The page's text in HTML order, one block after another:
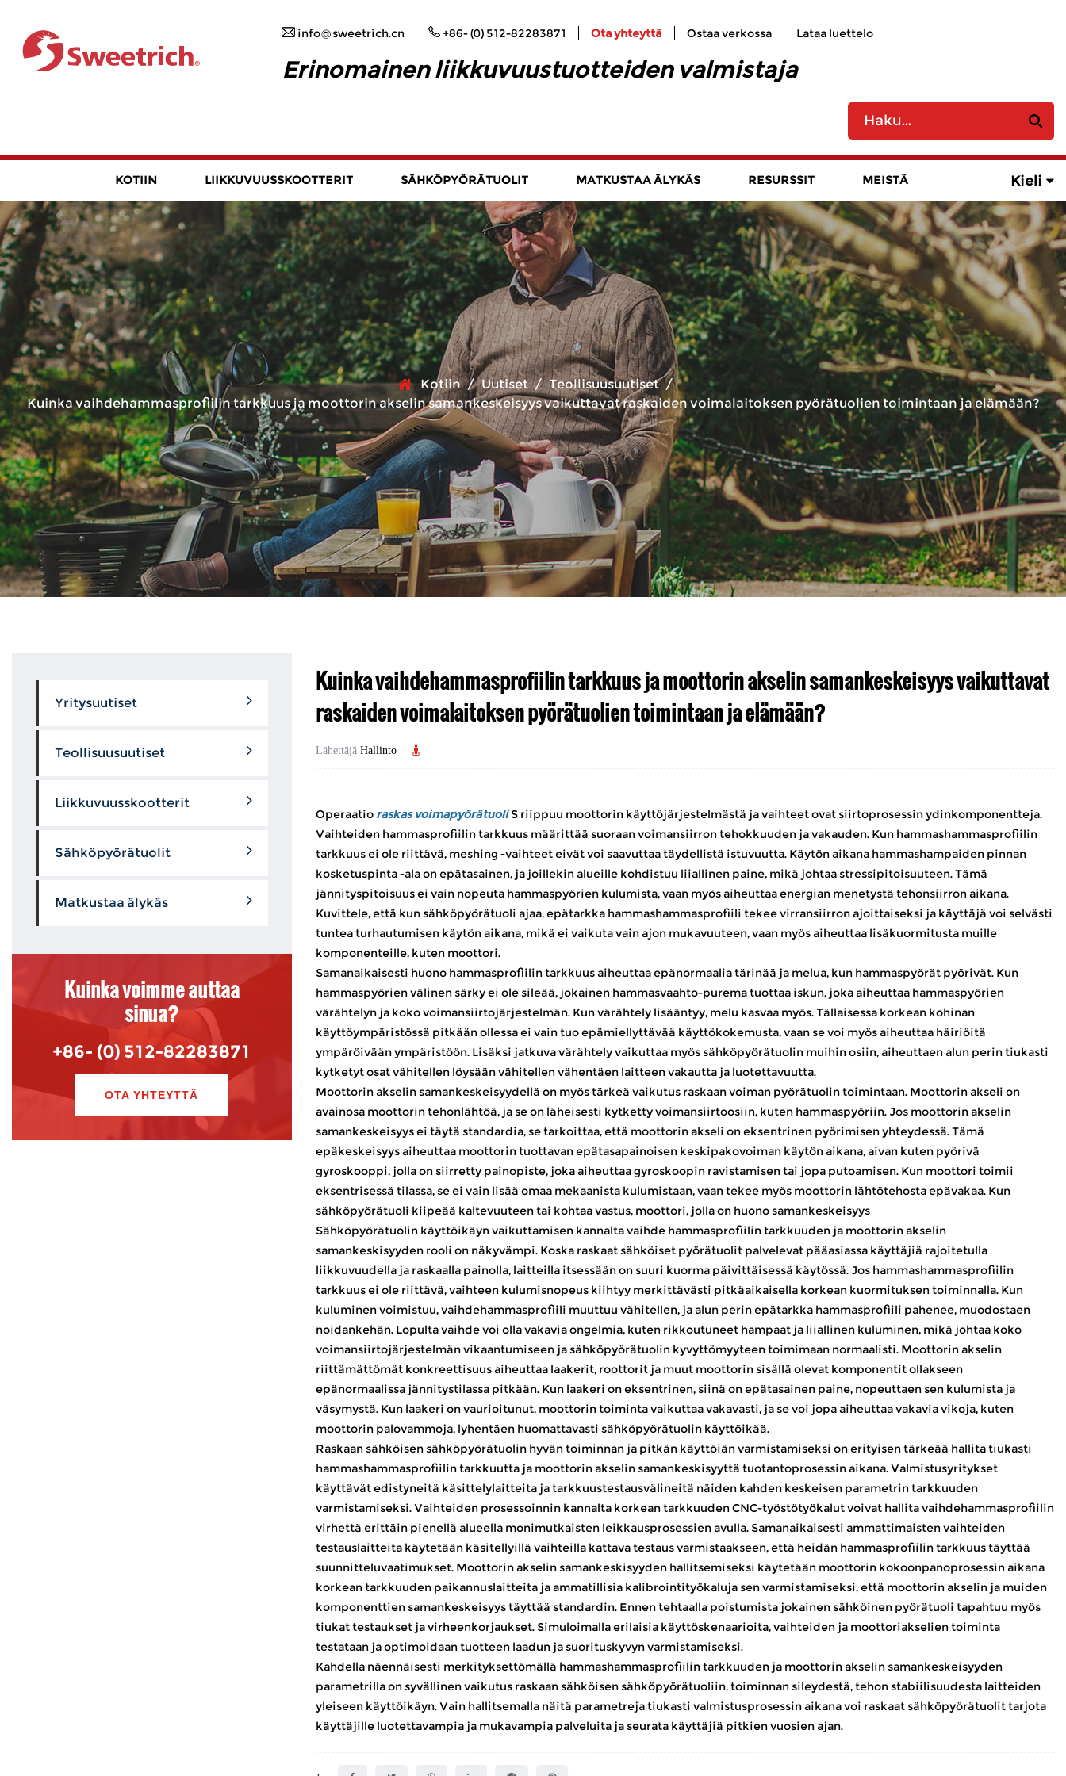
info@sweetrich.cn +86- (0) 512-82283871 Ota yhteyttä Ostaa verkossa Lataa luettelo
Erinomainen liikkuvuustuotteiden valmistaja
KOTIIN LIIKKUVUUSSKOOTTERIT SÄHKÖPYÖRÄTUOLIT MATKUSTAA ÄLYKÄS RESURSSIT MEISTÄ Kieli
Kotiin / Uutiset / Teollisuusuutiset /
Kuinka vaihdehammasprofiilin tarkkuus ja moottorin akselin samankeskeisyys vaikuttavat raskaiden voimalaitoksen pyörätuolien toimintaan ja elämään?
Yritysuutiset
Teollisuusuutiset
Liikkuvuusskootterit
Sähköpyörätuolit
Matkustaa älykäs
Kuinka voimme auttaa
sinua?
+86- (0) 512-82283871
OTA YHTEYTTÄ
Kuinka vaihdehammasprofiilin tarkkuus ja moottorin akselin samankeskeisyys vaikuttavat
raskaiden voimalaitoksen pyörätuolien toimintaan ja elämään?
Lähettäjä Hallinto
Operaatio raskas voimapyörätuoliS riippuu moottorin käyttöjärjestelmästä ja vaihteet ovat siirtoprosessin ydinkomponentteja.
Vaihteiden hammasprofiilin tarkkuus määrittää suoraan voimansiirron tehokkuuden ja vakauden. Kun hammashammasprofiilin
tarkkuus ei ole riittävä, meshing -vaihteet eivät voi saavuttaa täydellistä istuvuutta. Käytön aikana hammashampaiden pinnan
kosketuspinta -ala on epätasainen, ja joillekin alueille kohdistuu liiallinen paine, mikä johtaa stressipitoisuuteen. Tämä
jännityspitoisuus ei vain nopeuta hammaspyörien kulumista, vaan myös aiheuttaa energian menetystä tehonsiirron aikana.
Kuvittele, että kun sähköpyörätuoli ajaa, epätarkka hammashammasprofiili tekee virransiirron ajoittaiseksi ja käyttäjä voi selvästi
tuntea turhautumisen käytön aikana, mikä ei vaikuta vain ajon mukavuuteen, vaan myös aiheuttaa lisäkuormitusta muille
komponenteille, kuten moottori. ​
Samanaikaisesti huono hammasprofiilin tarkkuus aiheuttaa epänormaalia tärinää ja melua, kun hammaspyörät pyörivät. Kun
hammaspyörien välinen särky ei ole sileää, jokainen hammasvaahto-purema tuottaa iskun, joka aiheuttaa hammaspyörien
värähtelyn ja koko voimansiirtojärjestelmän. Kun värähtely lisääntyy, melu kasvaa myös. Tällaisessa korkean kohinan
käyttöympäristössä pitkään ollessa ei vain tuo epämiellyttävää käyttökokemusta, vaan se voi myös aiheuttaa häiriöitä
ympäröivään ympäristöön. Lisäksi jatkuva värähtely vaikuttaa myös sähköpyörätuolin muihin osiin, aiheuttaen alun perin tiukasti
kytketyt osat vähitellen löysään vähitellen vähentäen laitteen vakautta ja luotettavuutta. ​
Moottorin akselin samankeskeisyydellä on myös tärkeä vaikutus raskaan voiman pyörätuolin toimintaan. Moottorin akseli on
avainosa moottorin tehonlähtöä, ja se on läheisesti kytketty voimansiirtoosiin, kuten hammaspyöriin. Jos moottorin akselin
samankeskeisyys ei täytä standardia, se tarkoittaa, että moottorin akseli on eksentrinen pyörimisen yhteydessä. Tämä
epäkeskeisyys aiheuttaa moottorin tuottavan epätasapainoisen keskipakovoiman käytön aikana, aivan kuten pyörivä
gyroskooppi, jolla on siirretty painopiste, joka aiheuttaa gyroskoopin ravistamisen tai jopa putoamisen. Kun moottori toimii
eksentrisessä tilassa, se ei vain lisää omaa mekaanista kulumistaan, vaan tekee myös moottorin lähtötehosta epävakaa. Kun
sähköpyörätuoli kiipeää kaltevuuteen tai kohtaa vastus, moottori, jolla on huono samankeskeisyys ​
Sähköpyörätuolin käyttöikäyn vaikuttamisen kannalta vaihde hammasprofiilin tarkkuuden ja moottorin akselin
samankeskisyyden rooli on näkyvämpi. Koska raskaat sähköiset pyörätuolit palvelevat pääasiassa käyttäjiä rajoitetulla
liikkuvuudella ja raskaalla painolla, laitteilla itsessään on suuri kuorma päivittäisessä käytössä. Jos hammashammasprofiilin
tarkkuus ei ole riittävä, vaihteen kulumisnopeus kiihtyy merkittävästi pitkäaikaisella korkean kuormituksen toiminnalla. Kun
kuluminen voimistuu, vaihdehammasprofiili muuttuu vähitellen, ja alun perin epätarkka hammasprofiili pahenee, muodostaen
noidankehän. Lopulta vaihde voi olla vakavia ongelmia, kuten rikkoutuneet hampaat ja liiallinen kuluminen, mikä johtaa koko
voimansiirtojärjestelmän vikaantumiseen ja sähköpyörätuolin kyvyttömyyteen toimimaan normaalisti. Moottorin akselin
riittämättömät konkreettisuus aiheuttaa laakerit, roottorit ja muut moottorin sisällä olevat komponentit ollakseen
epänormaalissa jännitystilassa pitkään. Kun laakeri on eksentrinen, siinä on epätasainen paine, nopeuttaen sen kulumista ja
väsymystä. Kun laakeri on vaurioitunut, moottorin toiminta vaikuttaa vakavasti, ja se voi jopa aiheuttaa vakavia vikoja, kuten
moottorin palovammoja, lyhentäen huomattavasti sähköpyörätuolin käyttöikää. ​
Raskaan sähköisen sähköpyörätuolin hyvän toiminnan ja pitkän käyttöiän varmistamiseksi on erityisen tärkeää hallita tiukasti
hammashammasprofiilin tarkkuutta ja moottorin akselin samankeskisyyttä tuotantoprosessin aikana. Valmistusyritykset
käyttävät edistyneitä käsittelylaitteita ja tarkkuustestausvälineitä näiden kahden keskeisen parametrin tarkkuuden
varmistamiseksi. Vaihteiden prosessoinnin kannalta korkean tarkkuuden CNC-työstötyökalut voivat hallita vaihdehammasprofiilin
virhettä erittäin pienellä alueella monimutkaisten leikkausprosessien avulla. Samanaikaisesti ammattimaisten vaihteiden
testauslaitteita käytetään käsitellyillä vaihteilla kattava testaus varmistaakseen, että heidän hammasprofiilin tarkkuus täyttää
suunnitteluvaatimukset. Moottorin akselin samankeskisyyden hallitsemiseksi käytetään moottorin kokoonpanoprosessin aikana
korkean tarkkuuden paikannuslaitteita ja ammatillisia kalibrointityökaluja sen varmistamiseksi, että moottorin akselin ja muiden
komponenttien samankeskeisyys täyttää standardin. Ennen tehtaalla poistumista jokainen sähköinen pyörätuoli tapahtuu myös
tiukat testaukset ja virheenkorjaukset. Simuloimalla erilaisia ​​käyttöskenaarioita, vaihteiden ja moottoriakselien toiminta
testataan ja optimoidaan tuotteen laadun ja suorituskyvyn varmistamiseksi. ​
Kahdella näennäisesti merkityksettömällä hammashammasprofiilin tarkkuuden ja moottorin akselin samankeskeisyyden
parametrilla on syvällinen vaikutus raskaan sähköisen sähköpyörätuoliin, toiminnan sileydestä, tehon stabiilisuudesta laitteiden
yleiseen käyttöikäyn. Vain hallitsemalla näitä parametreja tiukasti valmistusprosessin aikana voi raskaat sähköpyörätuolit tarjota
käyttäjille luotettavampia ja mukavampia palveluita ja seurata käyttäjiä pitkien vuosien ajan.